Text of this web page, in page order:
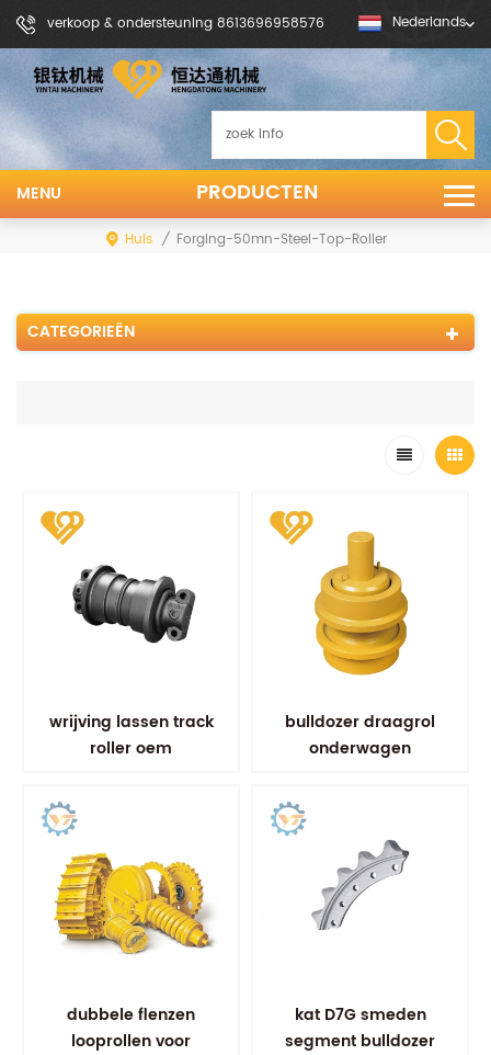
verkoop & ondersteuning 8613696958576 Nederlands
PRODUCTEN
MENU
Huis / Forging-50mn-Steel-Top-Roller
CATEGORIEËN
wrijving lassen track
roller oem
bulldozer draagrol
onderwagen
dubbele flenzen
looprollen voor
kat D7G smeden
segment bulldozer